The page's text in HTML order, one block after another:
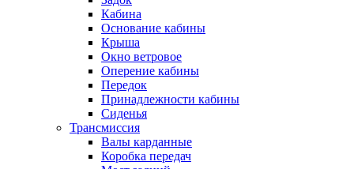
Кабина
Основание кабины
Крыша
Окно ветровое
Оперение кабины
Передок
Принадлежности кабины
Сиденья
Трансмиссия
Валы карданные
Коробка передач